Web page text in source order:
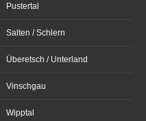
Pustertal
Salten / Schlern
Überetsch / Unterland
Vinschgau
Wipptal